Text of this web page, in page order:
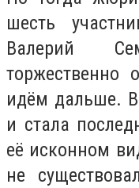
шесть
Валерий
идём дальше.
и стала
её исконном
не